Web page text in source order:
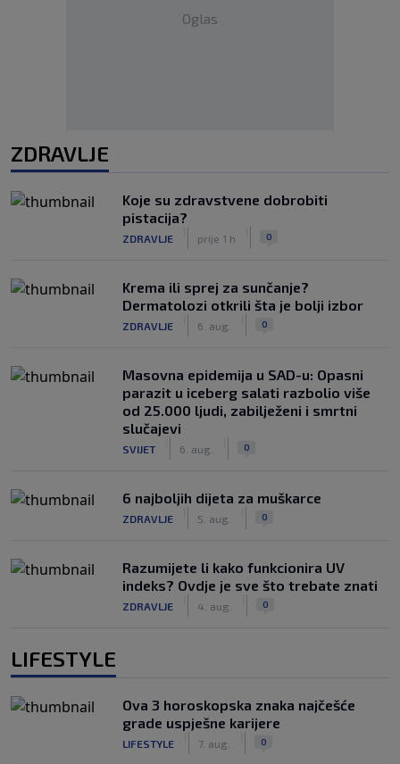
Oglas
ZDRAVLJE
Koje su zdravstvene dobrobiti
pistacija?
ZDRAVLJE prije 1 h 0
Krema ili sprej za sunčanje?
Dermatolozi otkrili šta je bolji izbor
ZDRAVLJE 6. aug. 0
Masovna epidemija u SAD-u: Opasni
parazit u iceberg salati razbolio više
od 25.000 ljudi, zabilježeni i smrtni
slučajevi
SVIJET 6. aug. 0
6 najboljih dijeta za muškarce
ZDRAVLJE 5. aug. 0
Razumijete li kako funkcionira UV
indeks? Ovdje je sve što trebate znati
ZDRAVLJE 4. aug. 0
LIFESTYLE
Ova 3 horoskopska znaka najčešće
grade uspješne karijere
LIFESTYLE 7. aug. 0